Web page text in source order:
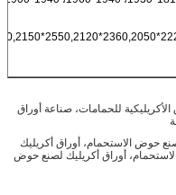
الأكريليكية للحمامات، صناعة أوراق
حوض الاستحمام، أوراق أكريليك
أوراق أكريليك لصنع حوض